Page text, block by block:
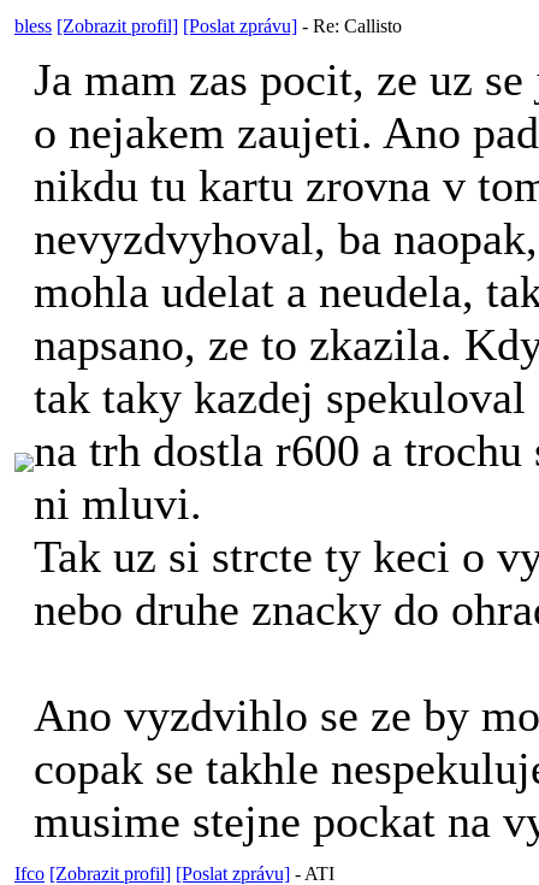
bless [Zobrazit profil] [Poslat zprávu] - Re: Callisto
Ja mam zas pocit, ze uz
o nejakem zaujeti. Ano
nikdu tu kartu zrovna v
nevyzdvyhoval, ba
mohla udelat a neudela,
napsano, ze to zkazila.
tak taky kazdej spekuloval
na trh dostla r600 a trochu
ni mluvi.
Tak uz si strcte ty keci o
nebo druhe znacky do
Ano vyzdvihlo se ze by
copak se takhle
musime stejne pockat na
Ifco [Zobrazit profil] [Poslat zprávu] - ATI